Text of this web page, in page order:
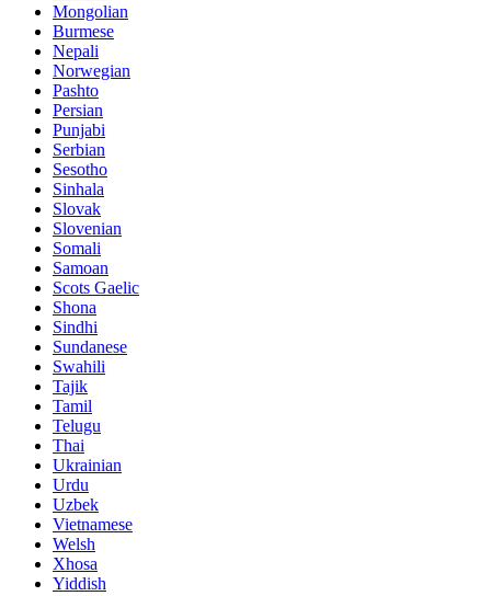
Mongolian
Burmese
Nepali
Norwegian
Pashto
Persian
Punjabi
Serbian
Sesotho
Sinhala
Slovak
Slovenian
Somali
Samoan
Scots Gaelic
Shona
Sindhi
Sundanese
Swahili
Tajik
Tamil
Telugu
Thai
Ukrainian
Urdu
Uzbek
Vietnamese
Welsh
Xhosa
Yiddish